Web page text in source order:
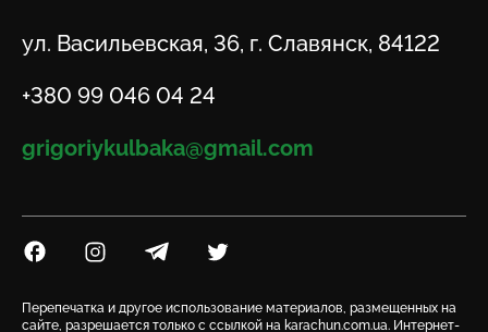
Адрес
ул. Васильевская, 36, г. Славянск, 84122
Телефон
+380 99 046 04 24
Email
grigoriykulbaka@gmail.com
Посилання на Facebook
Посилання на Instagram
Посилання на Telegram
Посилання на Twitter
Перепечатка и другое использование материалов, размещенных на
сайте, разрешается только с ссылкой на karachun.com.ua. Интернет-